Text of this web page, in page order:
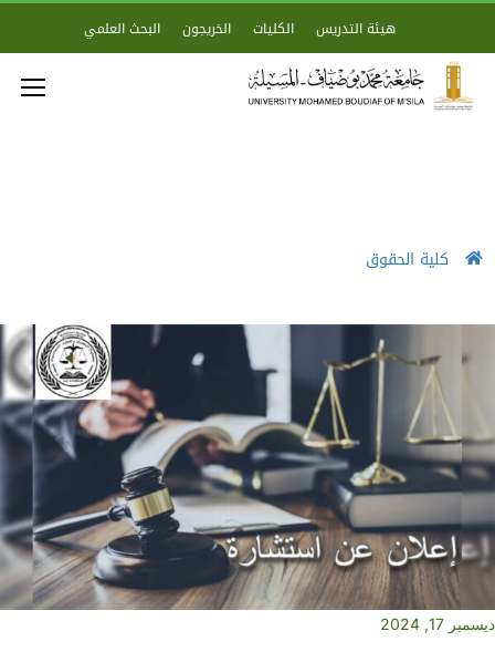
هيئة التدريس الكليات الخريجون البحث العلمي
كلية الحقوق
ديسمبر 17, 2024